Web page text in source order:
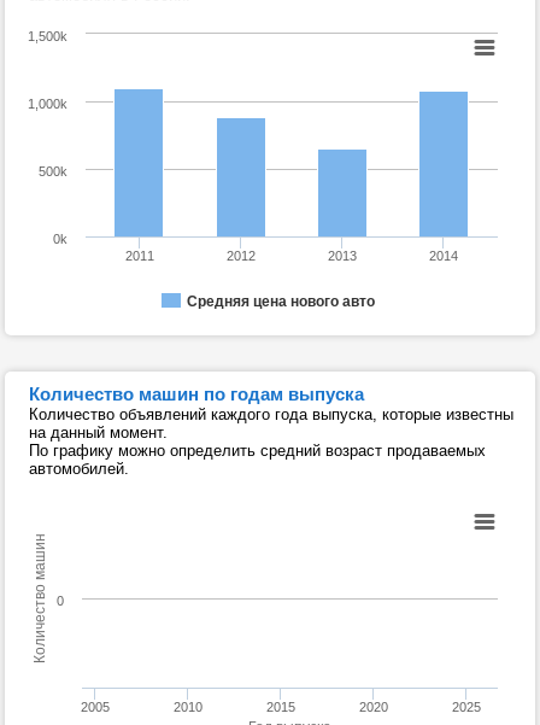
Средняя цена нового авто
2011 2012 2013 2014
0k
500k
1,000k
1,500k
Количество машин по годам выпуска
Количество объявлений каждого года выпуска, которые известны
на данный момент.
По графику можно определить средний возраст продаваемых
автомобилей.
Количество машин
2005 2010 2015 2020 2025
0